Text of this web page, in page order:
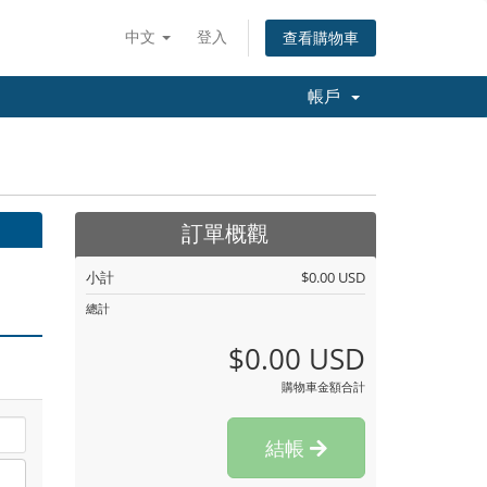
中文 登入 查看購物車
帳戶
訂單概觀
小計 $0.00 USD
總計
$0.00 USD
購物車金額合計
結帳